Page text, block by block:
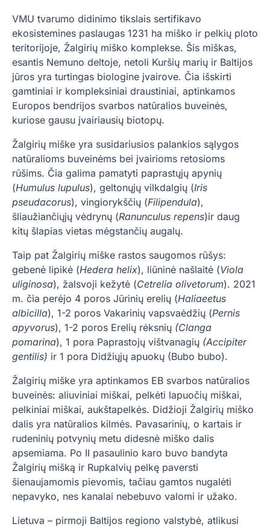
VMU tvarumo didinimo tikslais sertifikavo
ekosistemines paslaugas 1231 ha miško ir pelkių ploto
teritorijoje, Žalgirių miško komplekse. Šis miškas,
esantis Nemuno deltoje, netoli Kuršių marių ir Baltijos
jūros yra turtingas biologine įvairove. Čia išskirti
gamtiniai ir kompleksiniai draustiniai, aptinkamos
Europos bendrijos svarbos natūralios buveinės,
kuriose gausu įvairiausių biotopų.
Žalgirių miške yra susidariusios palankios sąlygos
natūralioms buveinėms bei įvairioms retosioms
rūšims. Čia galima pamatyti paprastųjų apynių
(Humulus lupulus), geltonųjų vilkdalgių (Iris
pseudacorus), vingiorykščių (Filipendula),
šliaužiančiųjų vėdrynų (Ranunculus repens)ir daug
kitų šlapias vietas mėgstančių augalų.
Taip pat Žalgirių miške rastos saugomos rūšys:
gebenė lipikė (Hedera helix), liūninė našlaitė (Viola
uliginosa), žalsvoji kežytė (Cetrelia olivetorum). 2021
m. čia perėjo 4 poros Jūrinių erelių (Haliaeetus
albicilla), 1-2 poros Vakarinių vapsvaėdžių (Pernis
apyvorus), 1-2 poros Erelių rėksnių (Clanga
pomarina), 1 pora Paprastojų vištvanagių (Accipiter
gentilis) ir 1 pora Didžiųjų apuokų (Bubo bubo).
Žalgirių miške yra aptinkamos EB svarbos natūralios
buveinės: aliuviniai miškai, pelkėti lapuočių miškai,
pelkiniai miškai, aukštapelkės. Didžioji Žalgirių miško
dalis yra natūralios kilmės. Pavasarinių, o kartais ir
rudeninių potvynių metu didesnė miško dalis
apsemiama. Po II pasaulinio karo buvo bandyta
Žalgirių mišką ir Rupkalvių pelkę paversti
šienaujamomis pievomis, tačiau gamtos nugalėti
nepavyko, nes kanalai nebebuvo valomi ir užako.
Lietuva – pirmoji Baltijos regiono valstybė, atlikusi